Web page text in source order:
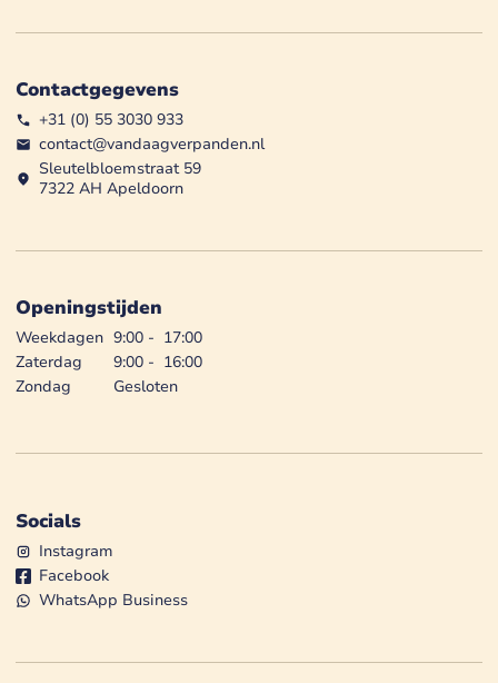
Contactgegevens
+31 (0) 55 3030 933
contact@vandaagverpanden.nl
Sleutelbloemstraat 59
7322 AH Apeldoorn
Openingstijden
Weekdagen 9:00 - 17:00
Zaterdag
9:00 - 16:00
Zondag
Gesloten
Socials
Instagram
Facebook
WhatsApp Business